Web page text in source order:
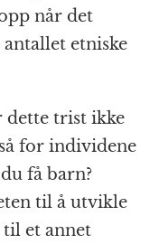
når det
etniske
dette trist ikke
for individene
få barn?
til å utvikle
et annet